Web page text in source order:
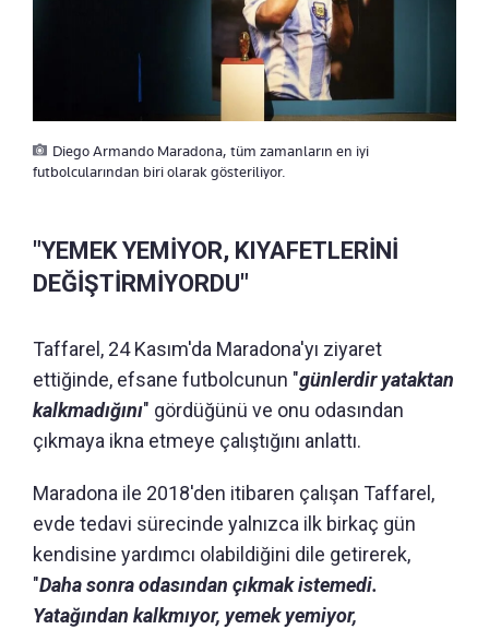
Diego Armando Maradona, tüm zamanların en iyi
futbolcularından biri olarak gösteriliyor.
"YEMEK YEMİYOR, KIYAFETLERİNİ
DEĞİŞTİRMİYORDU"
Taffarel, 24 Kasım'da Maradona'yı ziyaret
ettiğinde, efsane futbolcunun "günlerdir yataktan
kalkmadığını" gördüğünü ve onu odasından
çıkmaya ikna etmeye çalıştığını anlattı.
Maradona ile 2018'den itibaren çalışan Taffarel,
evde tedavi sürecinde yalnızca ilk birkaç gün
kendisine yardımcı olabildiğini dile getirerek,
"Daha sonra odasından çıkmak istemedi.
Yatağından kalkmıyor, yemek yemiyor,